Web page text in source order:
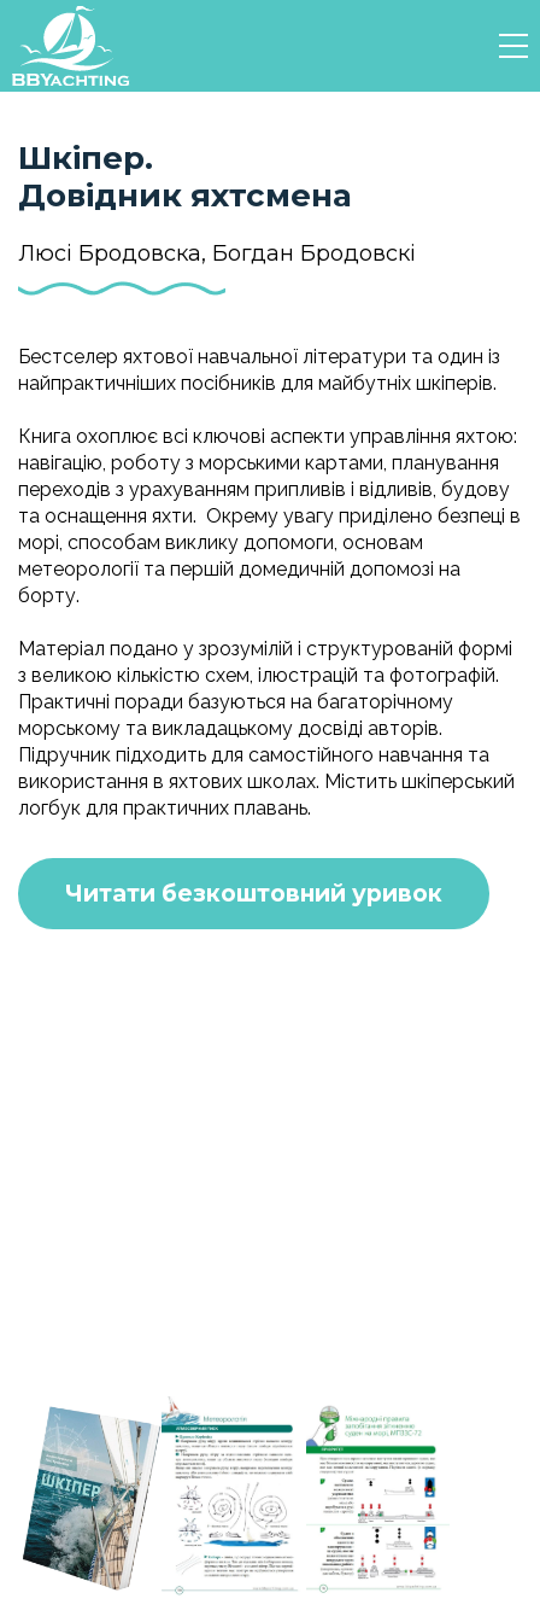
Шкіпер.
Довідник яхтсмена
Люсі Бродовска, Богдан Бродовскі
Бестселер яхтової навчальної літератури та один із
найпрактичніших посібників для майбутніх шкіперів.
Книга охоплює всі ключові аспекти управління яхтою:
навігацію, роботу з морськими картами, планування
переходів з урахуванням припливів і відливів, будову
та оснащення яхти. Окрему увагу приділено безпеці в
морі, способам виклику допомоги, основам
метеорології та першій домедичній допомозі на
борту.
Матеріал подано у зрозумілій і структурованій формі
з великою кількістю схем, ілюстрацій та фотографій.
Практичні поради базуються на багаторічному
морському та викладацькому досвіді авторів.
Підручник підходить для самостійного навчання та
використання в яхтових школах. Містить шкіперський
логбук для практичних плавань.
Читати безкоштовний уривок